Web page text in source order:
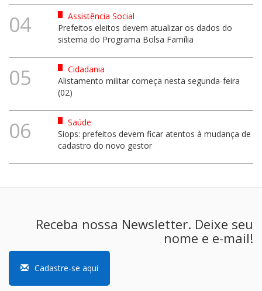
04
Assistência Social
Prefeitos eleitos devem atualizar os dados do
sistema do Programa Bolsa Família
05
Cidadania
Alistamento militar começa nesta segunda-feira
(02)
06
Saúde
Siops: prefeitos devem ficar atentos à mudança de
cadastro do novo gestor
Receba nossa Newsletter. Deixe seu
nome e e-mail!
Cadastre-se aqui